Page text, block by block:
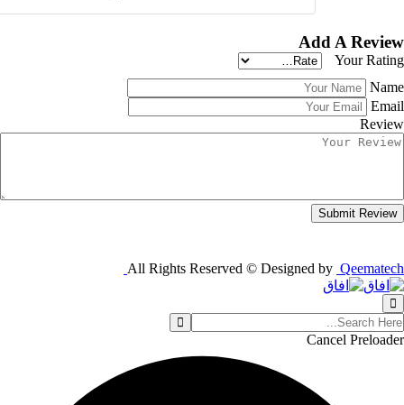
Add A Review
Your Rating
Name
Email
Review
Submit Review
All Rights Reserved © Designed by Qeematech
Cancel Preloader